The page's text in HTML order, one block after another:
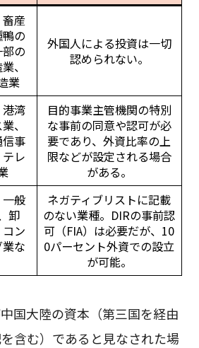
産
の
の
、
業
外国人による投資は一切
認められない。
湾
、
事
レ
目的事業主管機関の特別
な事前の同意や認可が必
要であり、外資比率の上
限などが設定される場合
がある。
般
卸
ン
な
ネガティブリストに記載
のない業種。DIRの事前認
可（FIA）は必要だが、10
0パーセント外資での設立
が可能。
国大陸の資本（第三国を経由
含む）であると見なされた場